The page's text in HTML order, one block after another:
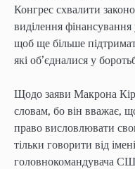
Конгрес схвалити
виділення
щоб ще більше
які об’єдналися у
Щодо заяви Макрона
словам, бо він вважає,
право висловлювати
тільки говорити від
головнокомандувача